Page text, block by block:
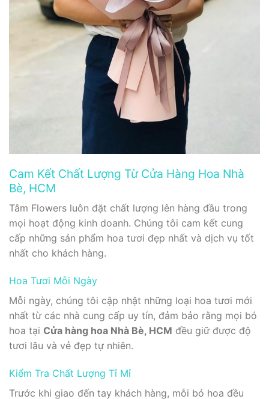
Cam Kết Chất Lượng Từ Cửa Hàng Hoa Nhà
Bè, HCM
Tâm Flowers luôn đặt chất lượng lên hàng đầu trong
mọi hoạt động kinh doanh. Chúng tôi cam kết cung
cấp những sản phẩm hoa tươi đẹp nhất và dịch vụ tốt
nhất cho khách hàng.
Hoa Tươi Mỗi Ngày
Mỗi ngày, chúng tôi cập nhật những loại hoa tươi mới
nhất từ các nhà cung cấp uy tín, đảm bảo rằng mọi bó
hoa tại Cửa hàng hoa Nhà Bè, HCM đều giữ được độ
tươi lâu và vẻ đẹp tự nhiên.
Kiểm Tra Chất Lượng Tỉ Mỉ
Trước khi giao đến tay khách hàng, mỗi bó hoa đều